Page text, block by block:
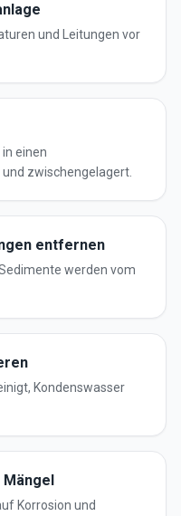
und Leitungen vor
einen
zwischengelagert.
entfernen
werden vom
Kondenswasser
Korrosion und